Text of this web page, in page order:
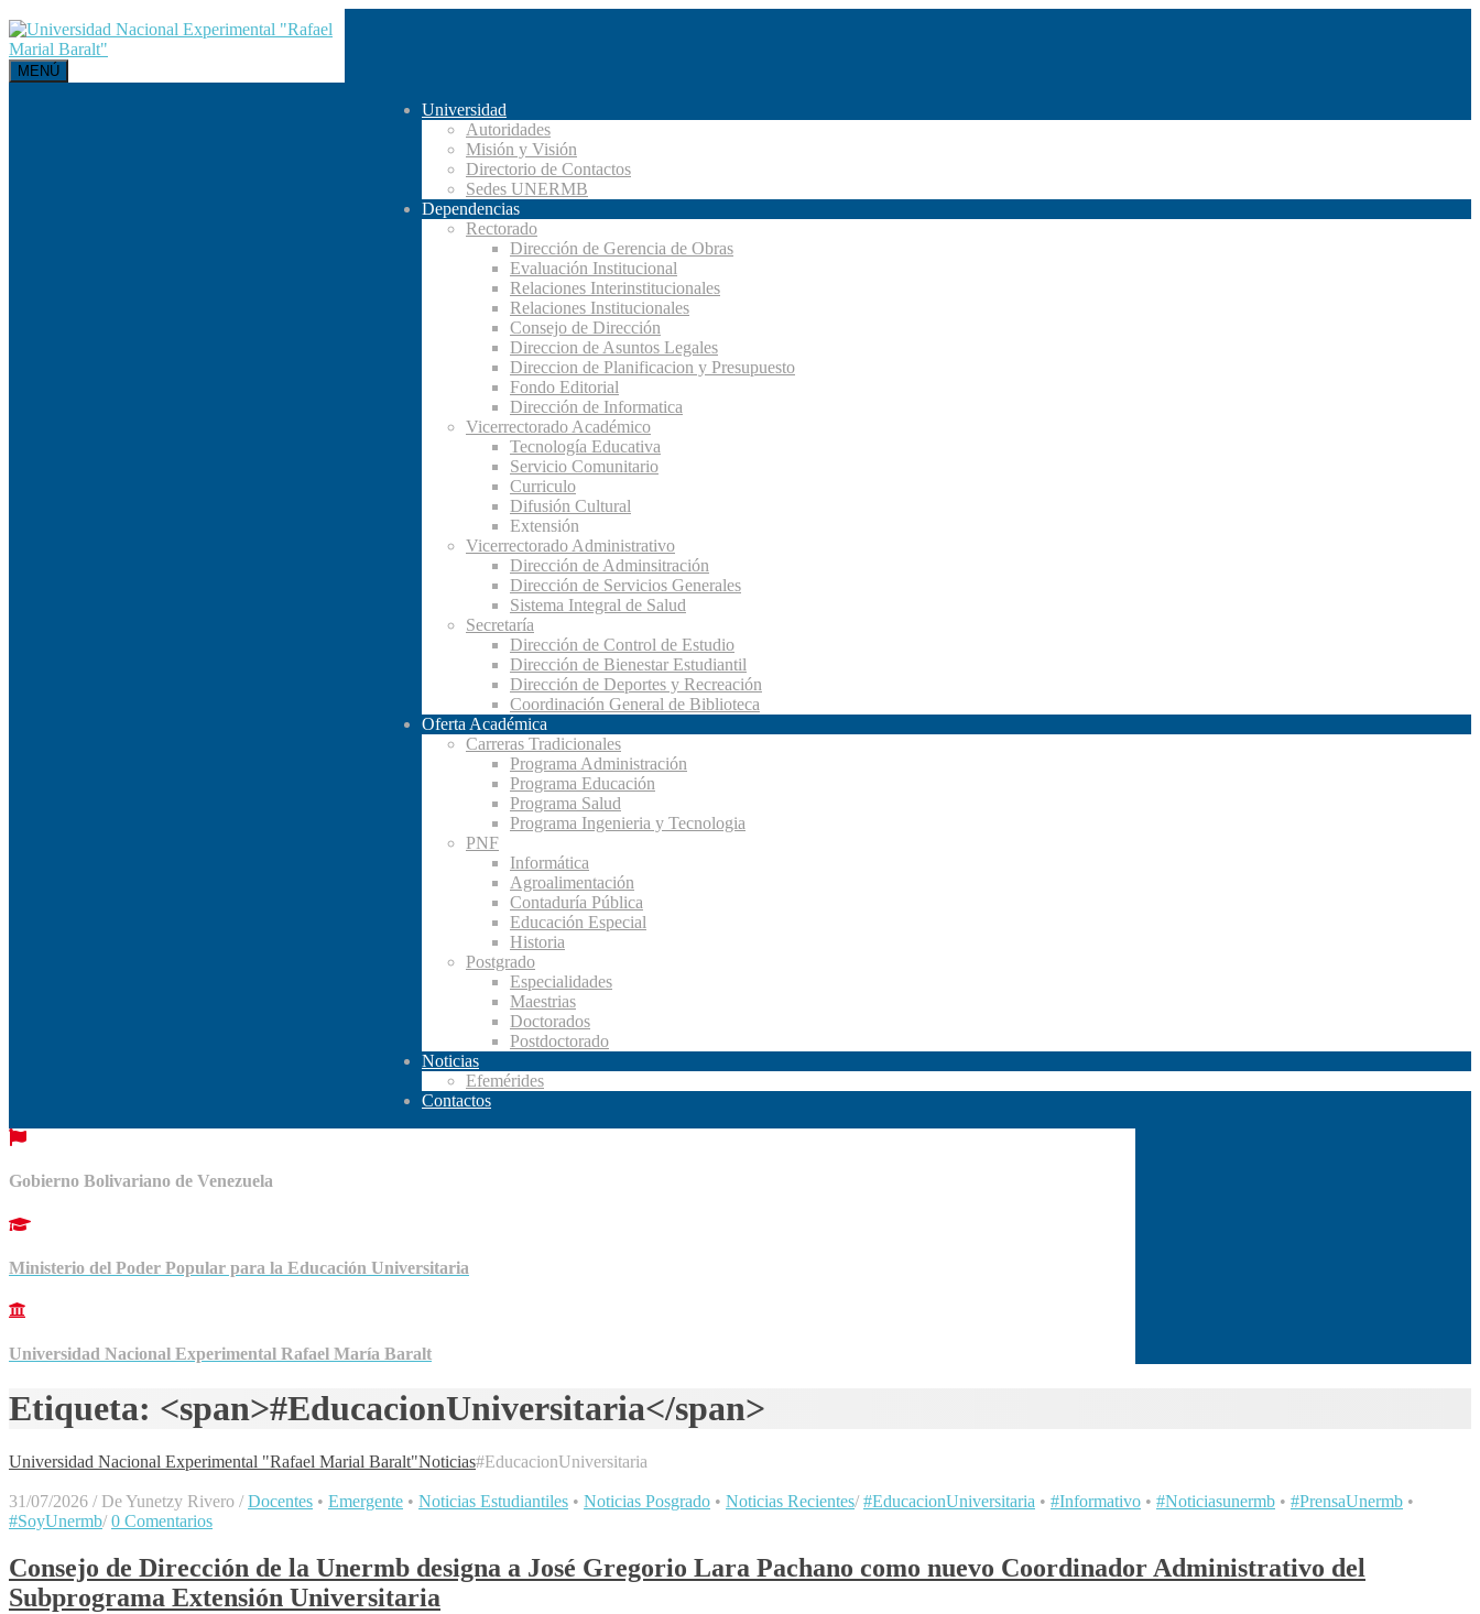
MENÚ
Universidad
Autoridades
Misión y Visión
Directorio de Contactos
Sedes UNERMB
Dependencias
Rectorado
Dirección de Gerencia de Obras
Evaluación Institucional
Relaciones Interinstitucionales
Relaciones Institucionales
Consejo de Dirección
Direccion de Asuntos Legales
Direccion de Planificacion y Presupuesto
Fondo Editorial
Dirección de Informatica
Vicerrectorado Académico
Tecnología Educativa
Servicio Comunitario
Curriculo
Difusión Cultural
Extensión
Vicerrectorado Administrativo
Dirección de Adminsitración
Dirección de Servicios Generales
Sistema Integral de Salud
Secretaría
Dirección de Control de Estudio
Dirección de Bienestar Estudiantil
Dirección de Deportes y Recreación
Coordinación General de Biblioteca
Oferta Académica
Carreras Tradicionales
Programa Administración
Programa Educación
Programa Salud
Programa Ingenieria y Tecnologia
PNF
Informática
Agroalimentación
Contaduría Pública
Educación Especial
Historia
Postgrado
Especialidades
Maestrias
Doctorados
Postdoctorado
Noticias
Efemérides
Contactos
Gobierno Bolivariano de Venezuela
Ministerio del Poder Popular para la Educación Universitaria
Universidad Nacional Experimental Rafael María Baralt
Etiqueta: <span>#EducacionUniversitaria</span>
Universidad Nacional Experimental "Rafael Marial Baralt"Noticias#EducacionUniversitaria
31/07/2026 / De Yunetzy Rivero / Docentes • Emergente • Noticias Estudiantiles • Noticias Posgrado • Noticias Recientes/ #EducacionUniversitaria • #Informativo • #Noticiasunermb • #PrensaUnermb •
#SoyUnermb/ 0 Comentarios
Consejo de Dirección de la Unermb designa a José Gregorio Lara Pachano como nuevo Coordinador Administrativo del
Subprograma Extensión Universitaria